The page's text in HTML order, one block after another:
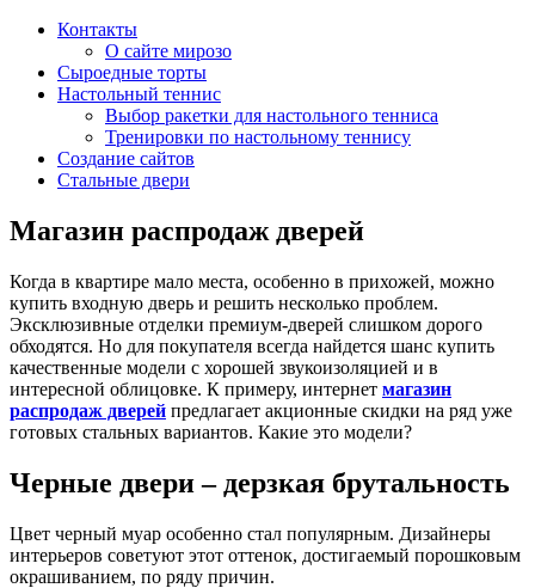
Контакты
О сайте мирозо
Сыроедные торты
Настольный теннис
Выбор ракетки для настольного тенниса
Тренировки по настольному теннису
Создание сайтов
Стальные двери
Магазин распродаж дверей
Когда в квартире мало места, особенно в прихожей, можно
купить входную дверь и решить несколько проблем.
Эксклюзивные отделки премиум-дверей слишком дорого
обходятся. Но для покупателя всегда найдется шанс купить
качественные модели с хорошей звукоизоляцией и в
интересной облицовке. К примеру, интернет магазин
распродаж дверей предлагает акционные скидки на ряд уже
готовых стальных вариантов. Какие это модели?
Черные двери – дерзкая брутальность
Цвет черный муар особенно стал популярным. Дизайнеры
интерьеров советуют этот оттенок, достигаемый порошковым
окрашиванием, по ряду причин.